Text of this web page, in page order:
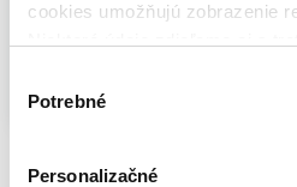
cookies umožňujú zobrazenie
cookies.
súhlasu
Potrebné
Personalizačné
8,40€